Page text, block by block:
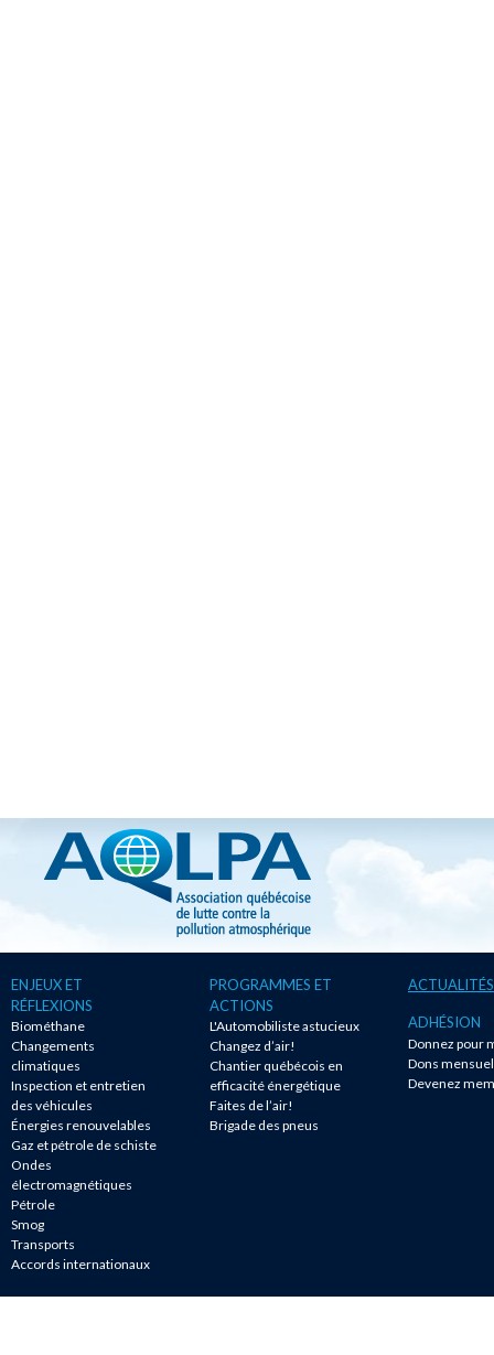
ENJEUX ET
RÉFLEXIONS
Biométhane
Changements
climatiques
Inspection et entretien
des véhicules
Énergies renouvelables
Gaz et pétrole de schiste
Ondes
électromagnétiques
Pétrole
Smog
Transports
Accords internationaux
PROGRAMMES ET
ACTIONS
L'Automobiliste astucieux
Changez d’air!
Chantier québécois en
efficacité énergétique
Faites de l’air!
Brigade des pneus
ACTUALITÉS
ADHÉSION
Donnez pour
Dons
Devenez